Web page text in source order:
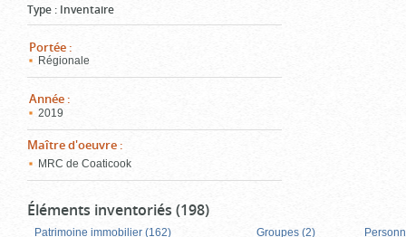
Type : Inventaire
Portée :
Régionale
Année :
2019
Maître d'oeuvre :
MRC de Coaticook
Éléments inventoriés (198)
Patrimoine immobilier (162) Groupes (2)